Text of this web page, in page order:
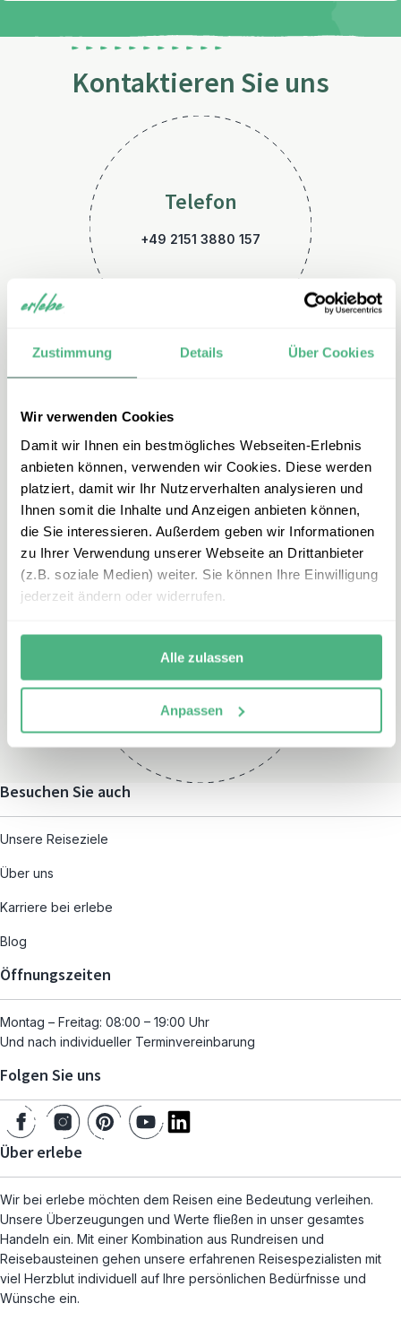
Zustimmung Details Über Cookies
Wir verwenden Cookies
Damit wir Ihnen ein bestmögliches Webseiten-Erlebnis
anbieten können, verwenden wir Cookies. Diese werden
platziert, damit wir Ihr Nutzerverhalten analysieren und
Ihnen somit die Inhalte und Anzeigen anbieten können,
die Sie interessieren. Außerdem geben wir Informationen
zu Ihrer Verwendung unserer Webseite an Drittanbieter
(z.B. soziale Medien) weiter. Sie können Ihre Einwilligung
jederzeit ändern oder widerrufen.
Alle zulassen
Anpassen
Kontaktieren Sie uns
Telefon
+49 2151 3880 157
E-Mail
kroatien@erlebe.de
Montag – Freitag:
und nach individueller
Terminvereinbarung
Besuchen Sie auch
Unsere Reiseziele
Über uns
Karriere bei erlebe
Blog
Öffnungszeiten
Montag – Freitag: 08:00 – 19:00 Uhr
Und nach individueller Terminvereinbarung
Folgen Sie uns
Über erlebe
Wir bei erlebe möchten dem Reisen eine Bedeutung verleihen.
Unsere Überzeugungen und Werte fließen in unser gesamtes
Handeln ein. Mit einer Kombination aus Rundreisen und
Reisebausteinen gehen unsere erfahrenen Reisespezialisten mit
viel Herzblut individuell auf Ihre persönlichen Bedürfnisse und
Wünsche ein.